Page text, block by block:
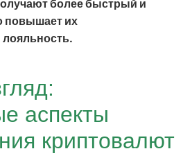
более быстрый и
повышает их
аспекты
криптовалют